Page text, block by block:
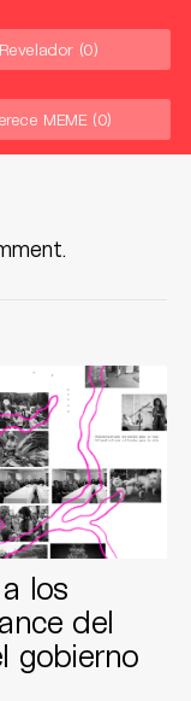
Revelador (0)
MEME (0)
los
del
gobierno